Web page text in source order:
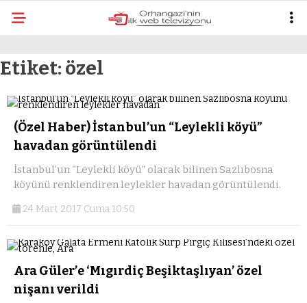
Etiket: özel
(Özel Haber) İstanbul’un “Leylekli köyü”
havadan görüntülendi
İstanbul’un “Leylekli köyü” olarak bilinen Sazlıbosna
köyünü renklendiren leylekler havadan görüntülendi.
24 Mart 2017 Cuma 10:50
Ara Güler’e ‘Mıgırdiç Beşiktaşlıyan’ özel
nişanı verildi